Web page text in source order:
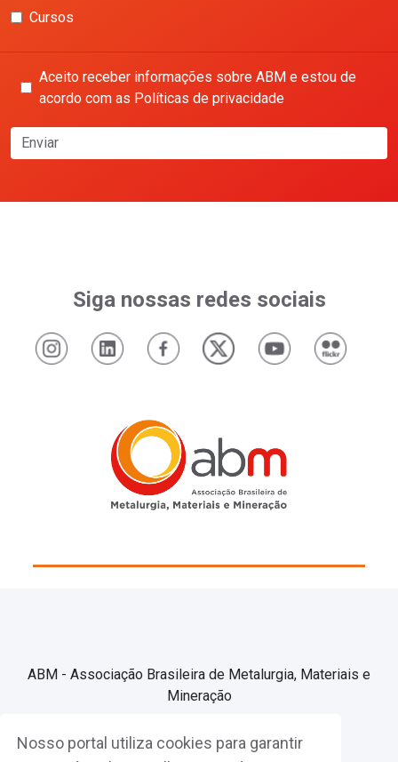
Nosso portal utiliza cookies para garantir
Cursos
Aceito receber informações sobre ABM e estou de
acordo com as Políticas de privacidade
Enviar
Siga nossas redes sociais
ABM - Associação Brasileira de Metalurgia, Materiais e
Mineração
Associe-se